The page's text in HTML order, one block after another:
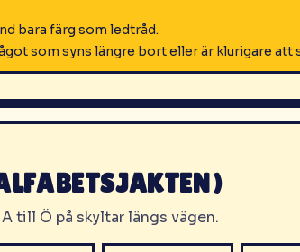
bara färg som ledtråd.
som syns längre bort eller är klurigare att
till Ö på skyltar längs vägen.